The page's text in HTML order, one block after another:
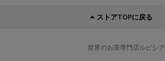
ストアTOPに戻る
世界のお茶専門店ルピシア